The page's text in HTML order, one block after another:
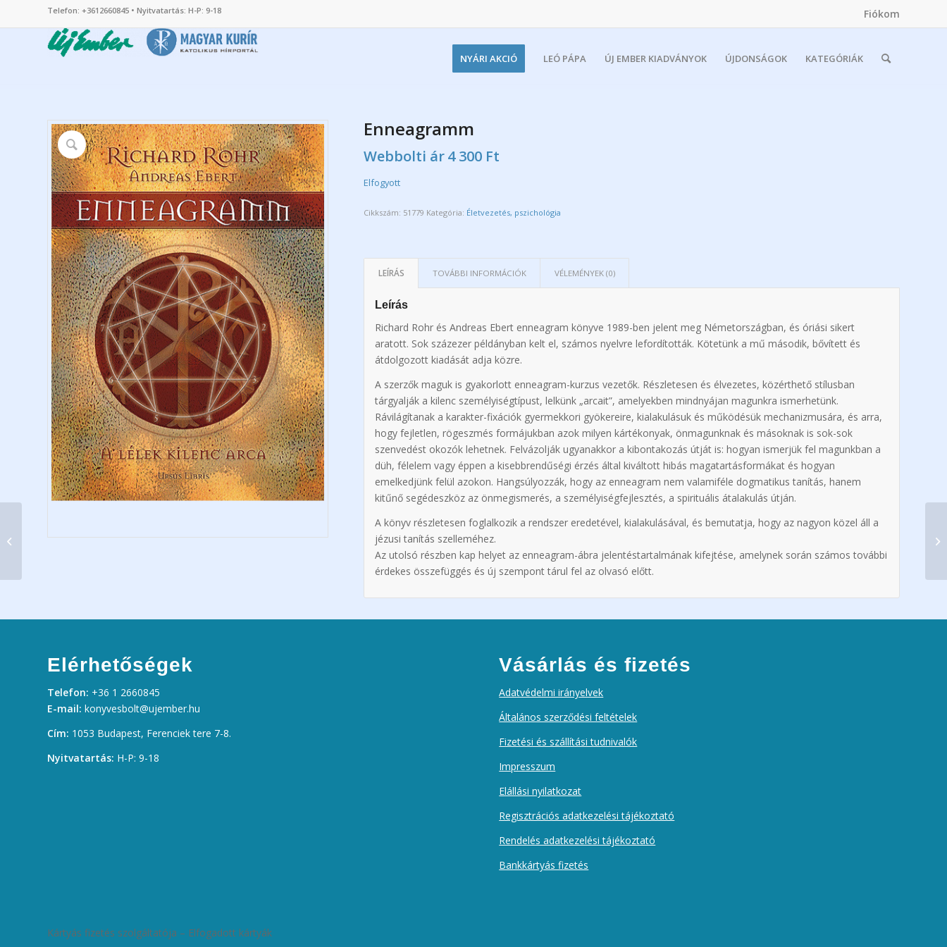
Fiókom
Telefon: +3612660845 • Nyitvatartás: H-P: 9-18
NYÁRI AKCIÓ LEÓ PÁPA ÚJ EMBER KIADVÁNYOK ÚJDONSÁGOK KATEGÓRIÁK
Enneagramm
Webbolti ár4 300 Ft
Elfogyott
Cikkszám: 51779 Kategória: Életvezetés, pszichológia
LEÍRÁS TOVÁBBI INFORMÁCIÓK VÉLEMÉNYEK (0)
Leírás
Richard Rohr és Andreas Ebert enneagram könyve 1989-ben jelent meg Németországban, és óriási sikert
aratott. Sok százezer példányban kelt el, számos nyelvre lefordították. Kötetünk a mű második, bővített és
átdolgozott kiadását adja közre.
A szerzők maguk is gyakorlott enneagram-kurzus vezetők. Részletesen és élvezetes, közérthető stílusban
tárgyalják a kilenc személyiségtípust, lelkünk „arcait”, amelyekben mindnyájan magunkra ismerhetünk.
Rávilágítanak a karakter-fixációk gyermekkori gyökereire, kialakulásuk és működésük mechanizmusára, és arra,
hogy fejletlen, rögeszmés formájukban azok milyen kártékonyak, önmagunknak és másoknak is sok-sok
szenvedést okozók lehetnek. Felvázolják ugyanakkor a kibontakozás útját is: hogyan ismerjük fel magunkban a
düh, félelem vagy éppen a kisebbrendűségi érzés által kiváltott hibás magatartásformákat és hogyan
emelkedjünk felül azokon. Hangsúlyozzák, hogy az enneagram nem valamiféle dogmatikus tanítás, hanem
kitűnő segédeszköz az önmegismerés, a személyiségfejlesztés, a spirituális átalakulás útján.
A könyv részletesen foglalkozik a rendszer eredetével, kialakulásával, és bemutatja, hogy az nagyon közel áll a
jézusi tanítás szelleméhez.
Az utolsó részben kap helyet az enneagram-ábra jelentéstartalmának kifejtése, amelynek során számos további
érdekes összefüggés és új szempont tárul fel az olvasó előtt.
Elérhetőségek
Telefon: +36 1 2660845
E-mail: konyvesbolt@ujember.hu
Cím: 1053 Budapest, Ferenciek tere 7-8.
Nyitvatartás: H-P: 9-18
Vásárlás és fizetés
Adatvédelmi irányelvek
Általános szerződési feltételek
Fizetési és szállítási tudnivalók
Impresszum
Elállási nyilatkozat
Regisztrációs adatkezelési tájékoztató
Rendelés adatkezelési tájékoztató
Bankkártyás fizetés
Kártyás fizetés szolgáltatója – Elfogadott kártyák
Válogatás a katolikus